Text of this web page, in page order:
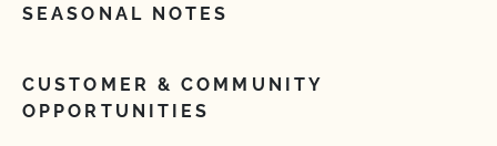
SEASONAL NOTES
CUSTOMER & COMMUNITY
OPPORTUNITIES